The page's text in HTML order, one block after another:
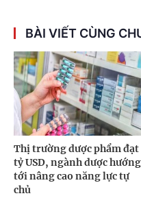
BÀI VIẾT CÙNG
Thị trường dược phẩm đạt
tỷ USD, ngành dược hướng
tới nâng cao năng lực tự
chủ